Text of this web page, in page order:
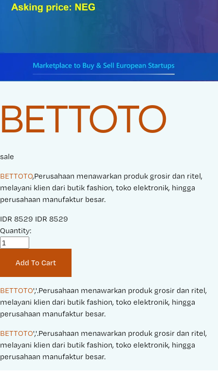
BETTOTO
sale
BETTOTO,Perusahaan menawarkan produk grosir dan ritel,
melayani klien dari butik fashion, toko elektronik, hingga
perusahaan manufaktur besar.
S
a
r
i
c
e
IDR 8529 O
i
n
a
l
P
i
c
e
IDR 8529
Quantity:
Add To Cart
BETTOTO','.Perusahaan menawarkan produk grosir dan ritel,
melayani klien dari butik fashion, toko elektronik, hingga
perusahaan manufaktur besar.
BETTOTO','.Perusahaan menawarkan produk grosir dan ritel,
melayani klien dari butik fashion, toko elektronik, hingga
perusahaan manufaktur besar.